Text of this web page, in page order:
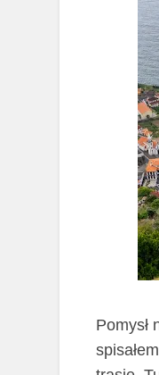
Pomysł